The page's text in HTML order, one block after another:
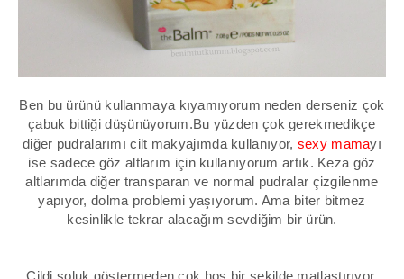
Ben bu ürünü kullanmaya kıyamıyorum neden derseniz çok
çabuk bittiği düşünüyorum.Bu yüzden çok gerekmedikçe
diğer pudralarımı cilt makyajımda kullanıyor, sexy mamayı
ise sadece göz altlarım için kullanıyorum artık. Keza göz
altlarımda diğer transparan ve normal pudralar çizgilenme
yapıyor, dolma problemi yaşıyorum. Ama biter bitmez
kesinlikle tekrar alacağım sevdiğim bir ürün.